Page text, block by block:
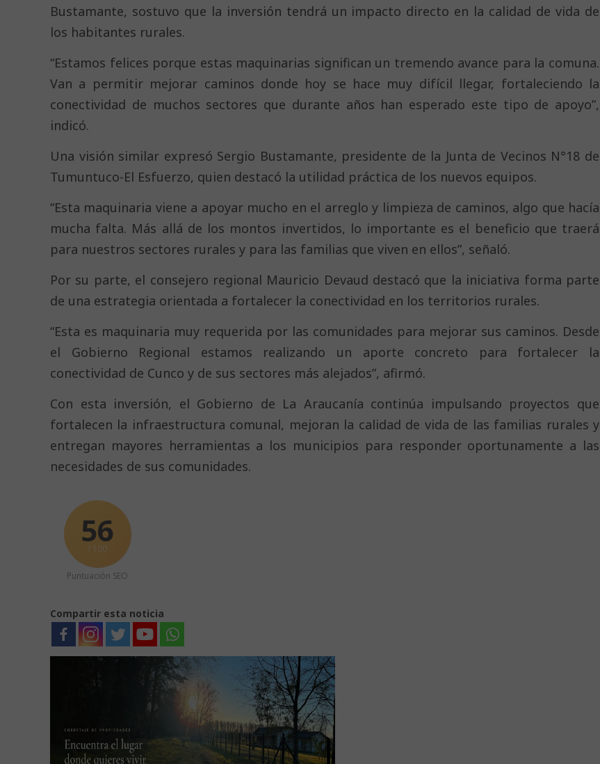
Bustamante, sostuvo que la inversión tendrá un impacto directo en la calidad de vida de
los habitantes rurales.
“Estamos felices porque estas maquinarias significan un tremendo avance para la comuna.
Van a permitir mejorar caminos donde hoy se hace muy difícil llegar, fortaleciendo la
conectividad de muchos sectores que durante años han esperado este tipo de apoyo”,
indicó.
Una visión similar expresó Sergio Bustamante, presidente de la Junta de Vecinos N°18 de
Tumuntuco-El Esfuerzo, quien destacó la utilidad práctica de los nuevos equipos.
“Esta maquinaria viene a apoyar mucho en el arreglo y limpieza de caminos, algo que hacía
mucha falta. Más allá de los montos invertidos, lo importante es el beneficio que traerá
para nuestros sectores rurales y para las familias que viven en ellos”, señaló.
Por su parte, el consejero regional Mauricio Devaud destacó que la iniciativa forma parte
de una estrategia orientada a fortalecer la conectividad en los territorios rurales.
“Esta es maquinaria muy requerida por las comunidades para mejorar sus caminos. Desde
el Gobierno Regional estamos realizando un aporte concreto para fortalecer la
conectividad de Cunco y de sus sectores más alejados”, afirmó.
Con esta inversión, el Gobierno de La Araucanía continúa impulsando proyectos que
fortalecen la infraestructura comunal, mejoran la calidad de vida de las familias rurales y
entregan mayores herramientas a los municipios para responder oportunamente a las
necesidades de sus comunidades.
56
/ 100
Puntuación SEO
Compartir esta noticia